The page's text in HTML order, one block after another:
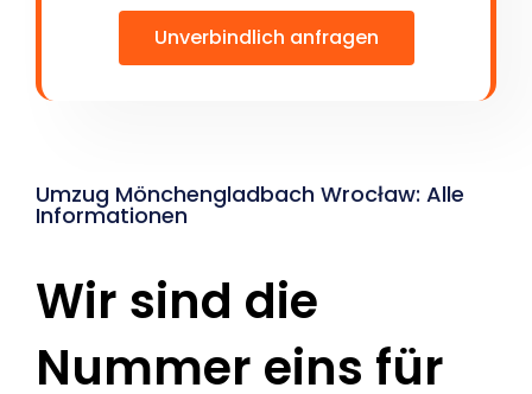
Unverbindlich anfragen
Umzug Mönchengladbach Wrocław: Alle
Informationen
Wir sind die
Nummer eins für